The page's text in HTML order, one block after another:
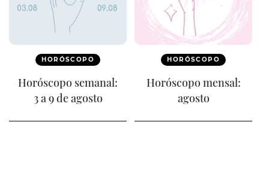
HORÓSCOPO
Horóscopo semanal:
3 a 9 de agosto
HORÓSCOPO
Horóscopo mensal:
agosto